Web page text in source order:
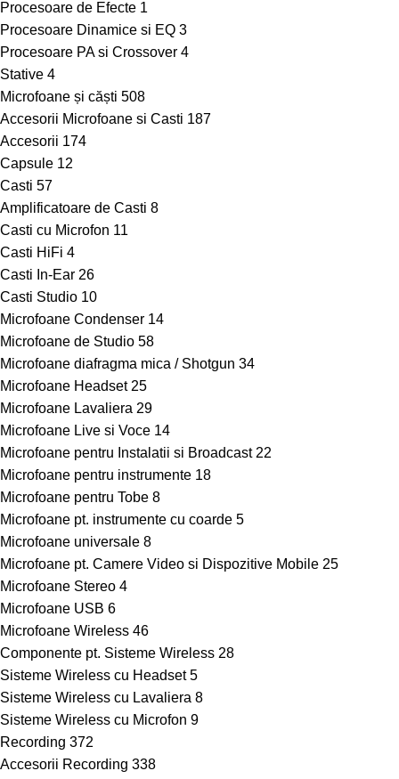
Procesoare de Efecte 1
Procesoare Dinamice si EQ 3
Procesoare PA si Crossover 4
Stative 4
Microfoane și căști 508
Accesorii Microfoane si Casti 187
Accesorii 174
Capsule 12
Casti 57
Amplificatoare de Casti 8
Casti cu Microfon 11
Casti HiFi 4
Casti In-Ear 26
Casti Studio 10
Microfoane Condenser 14
Microfoane de Studio 58
Microfoane diafragma mica / Shotgun 34
Microfoane Headset 25
Microfoane Lavaliera 29
Microfoane Live si Voce 14
Microfoane pentru Instalatii si Broadcast 22
Microfoane pentru instrumente 18
Microfoane pentru Tobe 8
Microfoane pt. instrumente cu coarde 5
Microfoane universale 8
Microfoane pt. Camere Video si Dispozitive Mobile 25
Microfoane Stereo 4
Microfoane USB 6
Microfoane Wireless 46
Componente pt. Sisteme Wireless 28
Sisteme Wireless cu Headset 5
Sisteme Wireless cu Lavaliera 8
Sisteme Wireless cu Microfon 9
Recording 372
Accesorii Recording 338